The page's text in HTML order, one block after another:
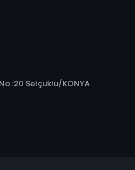
Selçuklu/KONYA